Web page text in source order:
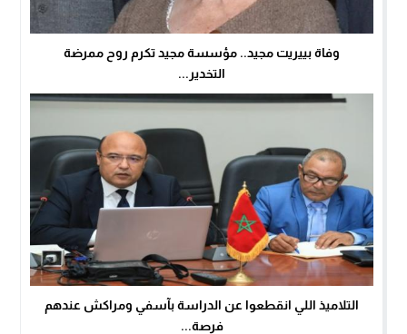
وفاة بييريت مجيد.. مؤسسة مجيد تكرم روح ممرضة
التخدير...
التلاميذ اللي انقطعوا عن الدراسة بآسفي ومراكش عندهم
فرصة...